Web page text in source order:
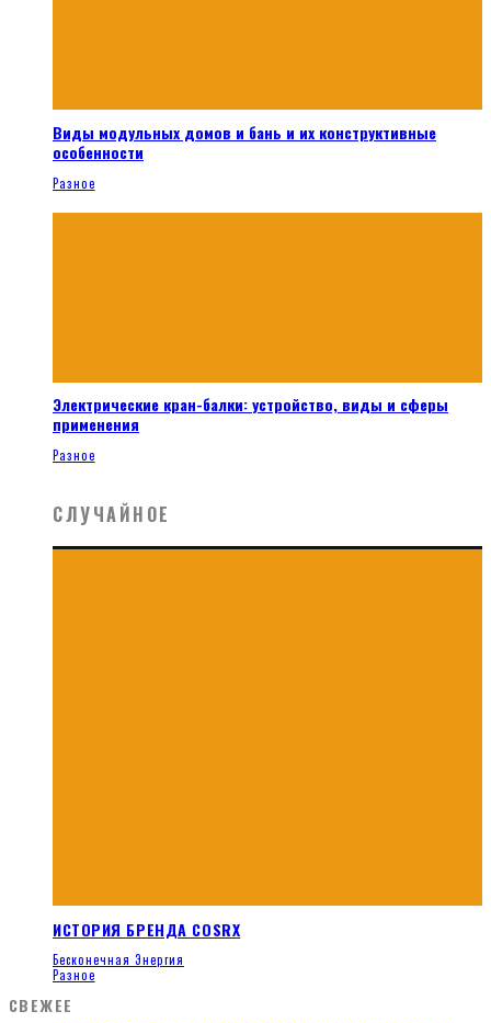
Виды модульных домов и бань и их конструктивные
особенности
Разное
Электрические кран-балки: устройство, виды и сферы
применения
Разное
СЛУЧАЙНОЕ
ИСТОРИЯ БРЕНДА COSRX
Бесконечная Энергия
Разное
СВЕЖЕЕ